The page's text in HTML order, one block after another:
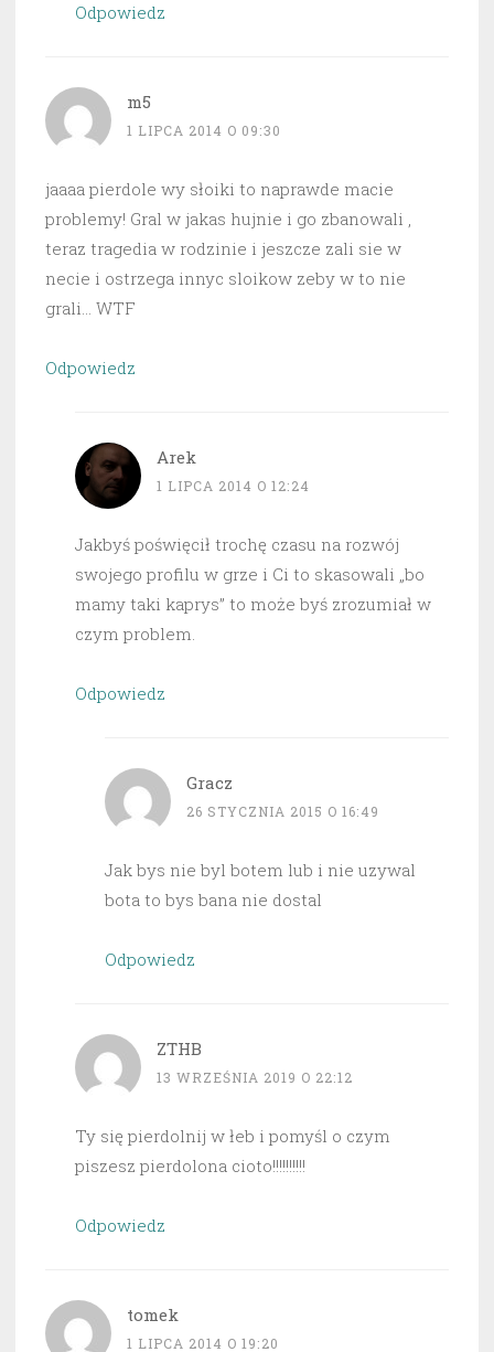
Odpowiedz
m5
1 LIPCA 2014 O 09:30
jaaaa pierdole wy słoiki to naprawde macie
problemy! Gral w jakas hujnie i go zbanowali ,
teraz tragedia w rodzinie i jeszcze zali sie w
necie i ostrzega innyc sloikow zeby w to nie
grali… WTF
Odpowiedz
Arek
1 LIPCA 2014 O 12:24
Jakbyś poświęcił trochę czasu na rozwój
swojego profilu w grze i Ci to skasowali „bo
mamy taki kaprys” to może byś zrozumiał w
czym problem.
Odpowiedz
Gracz
26 STYCZNIA 2015 O 16:49
Jak bys nie byl botem lub i nie uzywal
bota to bys bana nie dostal
Odpowiedz
ZTHB
13 WRZEŚNIA 2019 O 22:12
Ty się pierdolnij w łeb i pomyśl o czym
piszesz pierdolona cioto!!!!!!!!!!
Odpowiedz
tomek
1 LIPCA 2014 O 19:20